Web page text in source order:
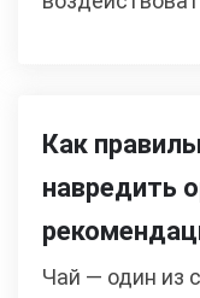
Как
навредить
Чай — один из